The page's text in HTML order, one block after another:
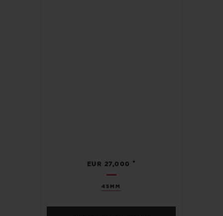
45MM
EUR 27,000 •